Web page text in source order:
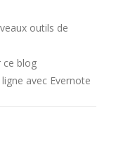
outils de
ce blog
avec Evernote